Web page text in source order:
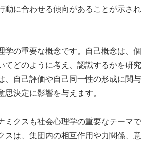
動に合わせる傾向があることが示され
学の重要な概念です。自己概念は、個
てどのように考え、認識するかを研究
、自己評価や自己同一性の形成に関与
思決定に影響を与えます。
ミクスも社会心理学の重要なテーマで
スは、集団内の相互作用や力関係、意